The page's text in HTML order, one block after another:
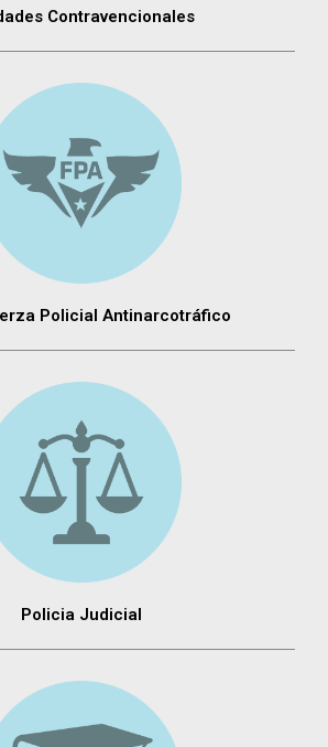
Contravencionales
Policial Antinarcotráfico
Policia Judicial